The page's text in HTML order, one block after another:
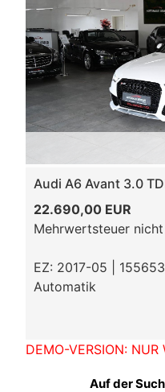
Audi A6 Avant 3.0
22.690,00 EUR
Mehrwertsteuer
EZ: 2017-05 |
Automatik
DEMO-VERSION:
Auf der